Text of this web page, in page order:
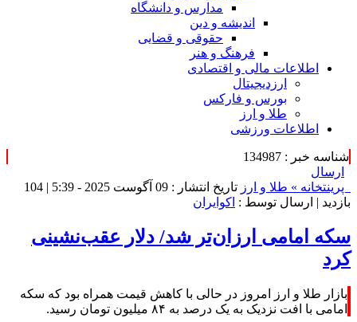
مدارس و دانشگاه
اندیشه و دین
حقوقی و قضایی
فرهنگ و هنر
اطلاعات مالی و اقتصادی
ارزدیجیتال
بورس و فارکس
طلا و ارز
اطلاعات ورزشی
شناسه خبر : 134987
ارسال
پرینتخانه » طلا و ارز تاریخ انتشار : 09 آگوست 2025 - 5:39 |
104
بازدید | ارسال توسط : اکوایران
سکه امامی ارزان‌تر شد/ دلار عقب‌نشینی
کرد
بازار طلا و ارز امروز در حالی با کاهش قیمت همراه بود که سکه
امامی با افت نزدیک به یک درصد به ۸۴ میلیون تومان رسید.